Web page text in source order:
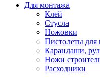
Для монтажа
Клей
Стусла
Ножовки
Пистолеты для
Карандаши,
Ножи
Расходники